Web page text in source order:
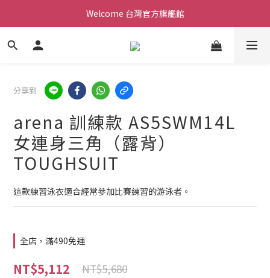
Welcome 台灣官方旗艦館
Welcome 台灣官方旗艦館
新會員加入現領折價200元。立即抵用。
分享到
arena 訓練款 AS5SWM14L
女連身三角（露背）
TOUGHSUIT
這款練習泳衣適合經常參加比賽練習的游泳者。
全店，滿490免運
NT$5,112 NT$5,680